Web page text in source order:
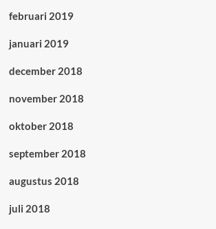
februari 2019
januari 2019
december 2018
november 2018
oktober 2018
september 2018
augustus 2018
juli 2018